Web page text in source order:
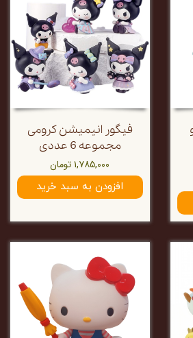
فیگور انیمیشن کرومی
مجموعه 6 عددی
۱,۷۸۵,۰۰۰ تومان
افزودن به سبد خرید